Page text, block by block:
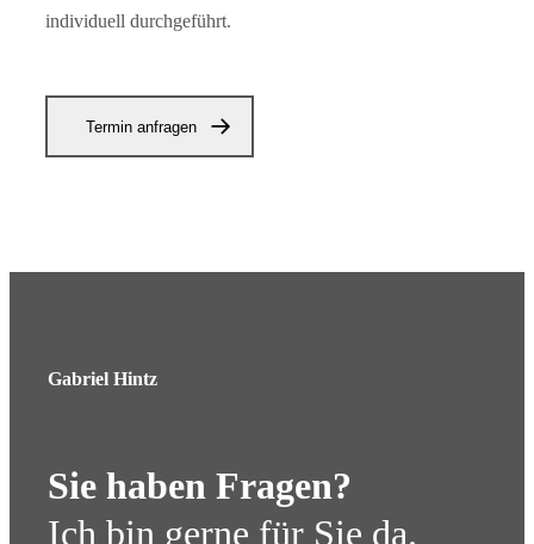
individuell durchgeführt.
Termin anfragen
Gabriel Hintz
Sie haben Fragen?
Ich bin gerne für Sie da.